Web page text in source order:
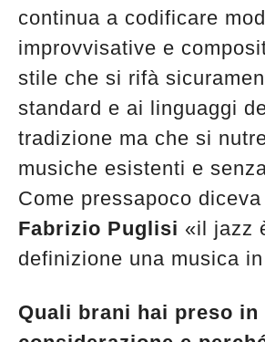
continua a codificare
improvvisative e
stile che si rifà
standard e ai linguaggi
tradizione ma che si
musiche esistenti e
Come pressapoco
Fabrizio Puglisi «il jazz
definizione una musica
Quali brani hai preso in